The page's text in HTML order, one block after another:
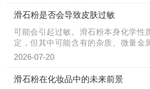
滑石粉是否会导致皮肤过敏
可能会引起过敏。滑石粉本身化学性
定，但其中可能含有的杂质、微量金
粉尘刺激，确实会让部分人群出现接
2026-07-20
滑石粉在化妆品中的未来前景